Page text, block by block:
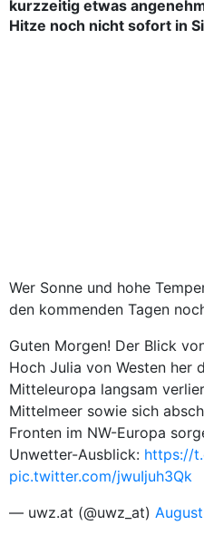
kurzzeitig etwas
Hitze noch nicht sofort in
Wer Sonne und hohe
den kommenden Tagen
Guten Morgen! Der Blick
Hoch Julia von Westen her
Mitteleuropa langsam
Mittelmeer sowie sich
Fronten im NW-Europa
Unwetter-Ausblick: https://
pic.twitter.com/jwuIjuh3Qk
— uwz.at (@uwz_at)